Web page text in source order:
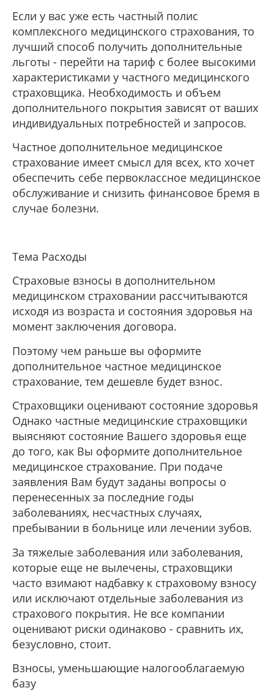
Если у вас уже есть частный полис
комплексного медицинского страхования, то
лучший способ получить дополнительные
льготы - перейти на тариф с более высокими
характеристиками у частного медицинского
страховщика. Необходимость и объем
дополнительного покрытия зависят от ваших
индивидуальных потребностей и запросов.
Частное дополнительное медицинское
страхование имеет смысл для всех, кто хочет
обеспечить себе первоклассное медицинское
обслуживание и снизить финансовое бремя в
случае болезни.
Тема Расходы
Страховые взносы в дополнительном
медицинском страховании рассчитываются
исходя из возраста и состояния здоровья на
момент заключения договора.
Поэтому чем раньше вы оформите
дополнительное частное медицинское
страхование, тем дешевле будет взнос.
Страховщики оценивают состояние здоровья
Однако частные медицинские страховщики
выясняют состояние Вашего здоровья еще
до того, как Вы оформите дополнительное
медицинское страхование. При подаче
заявления Вам будут заданы вопросы о
перенесенных за последние годы
заболеваниях, несчастных случаях,
пребывании в больнице или лечении зубов.
За тяжелые заболевания или заболевания,
которые еще не вылечены, страховщики
часто взимают надбавку к страховому взносу
или исключают отдельные заболевания из
страхового покрытия. Не все компании
оценивают риски одинаково - сравнить их,
безусловно, стоит.
Взносы, уменьшающие налогооблагаемую
базу